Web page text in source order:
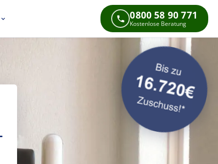
0800 58 90 771
Kostenlose Beratung